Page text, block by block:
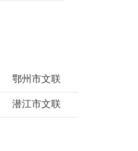
鄂州市文联
潜江市文联